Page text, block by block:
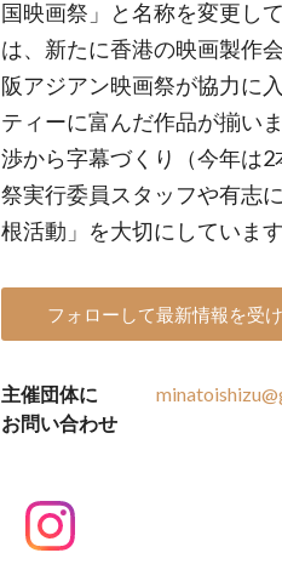
国映画祭」と名称を変更し
は、新たに香港の映画製作
阪アジアン映画祭が協力に
ティーに富んだ作品が揃い
渉から字幕づくり（今年は
祭実行委員スタッフや有志
根活動」を大切にしていま
フォローして最新情報を受
主催団体に
お問い合わせ